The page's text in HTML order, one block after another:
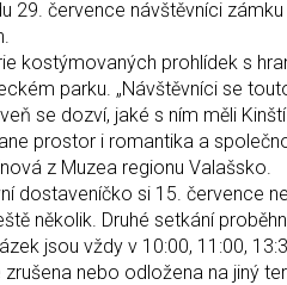
29. července návštěvníci
kostýmovaných prohlídek s
parku. „Návštěvníci se
se dozví, jaké s ním měli
prostor i romantika a
z Muzea regionu Valašsko.
dostaveníčko si 15. července
několik. Druhé setkání
jsou vždy v 10:00, 11:00,
zrušena nebo odložena na jiný